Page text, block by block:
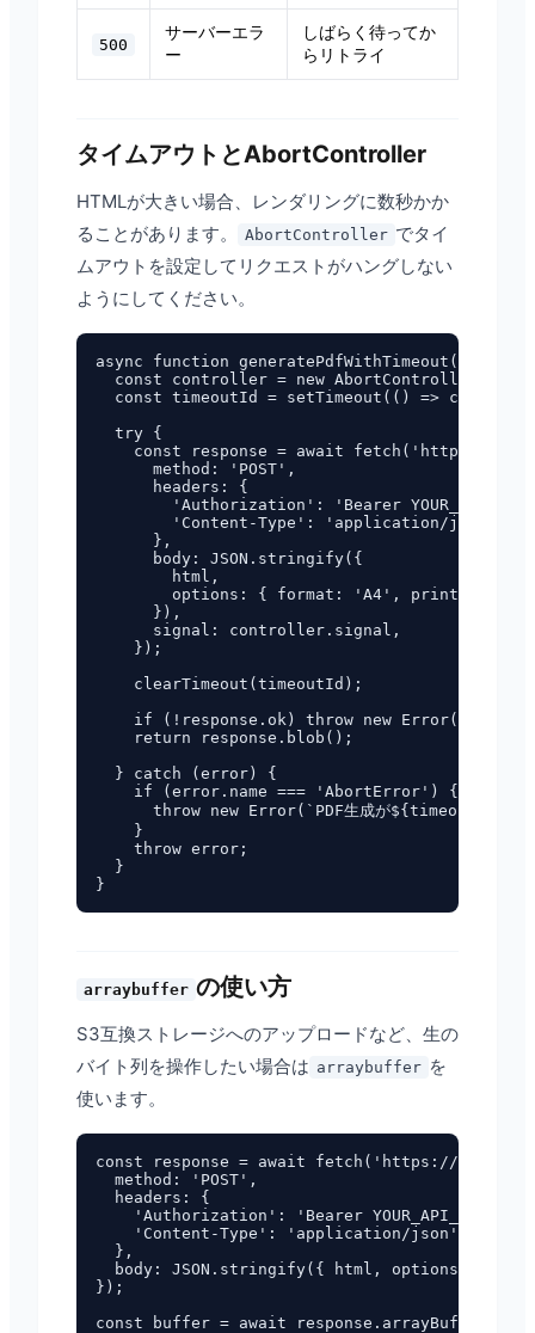
500
サーバーエラ
ー
しばらく待ってか
らリトライ
タイムアウトとAbortController
HTMLが大きい場合、レンダリングに数秒かか
ることがあります。
AbortController でタイ
ムアウトを設定してリクエストがハングしない
ようにしてください。
async function generatePdfWithTimeout(html,
  const controller = new AbortController();
const timeoutId = setTimeout(() =>
  try {
const response = await fetch('https://
      method: 'POST',
      headers: {
'Authorization': 'Bearer
        'Content-Type': 'application/json',
      },
      body: JSON.stringify({
        html,
options: { format: 'A4',
      }),
      signal: controller.signal,
    });
    clearTimeout(timeoutId);
if (!response.ok) throw new Error(`HTTP
    return response.blob();
  } catch (error) {
    if (error.name === 'AbortError') {
throw new Error(`PDF生成が${timeoutMs}msで
    }
    throw error;
  }
arraybuffer の使い方
S3互換ストレージへのアップロードなど、生の
バイト列を操作したい場合は arraybuffer を
使います。
const response = await fetch('https://
  method: 'POST',
  headers: {
    'Authorization': 'Bearer YOUR_API_KEY',
    'Content-Type': 'application/json',
  },
body: JSON.stringify({ html, options: {
});
const buffer = await response.arrayBuffer();